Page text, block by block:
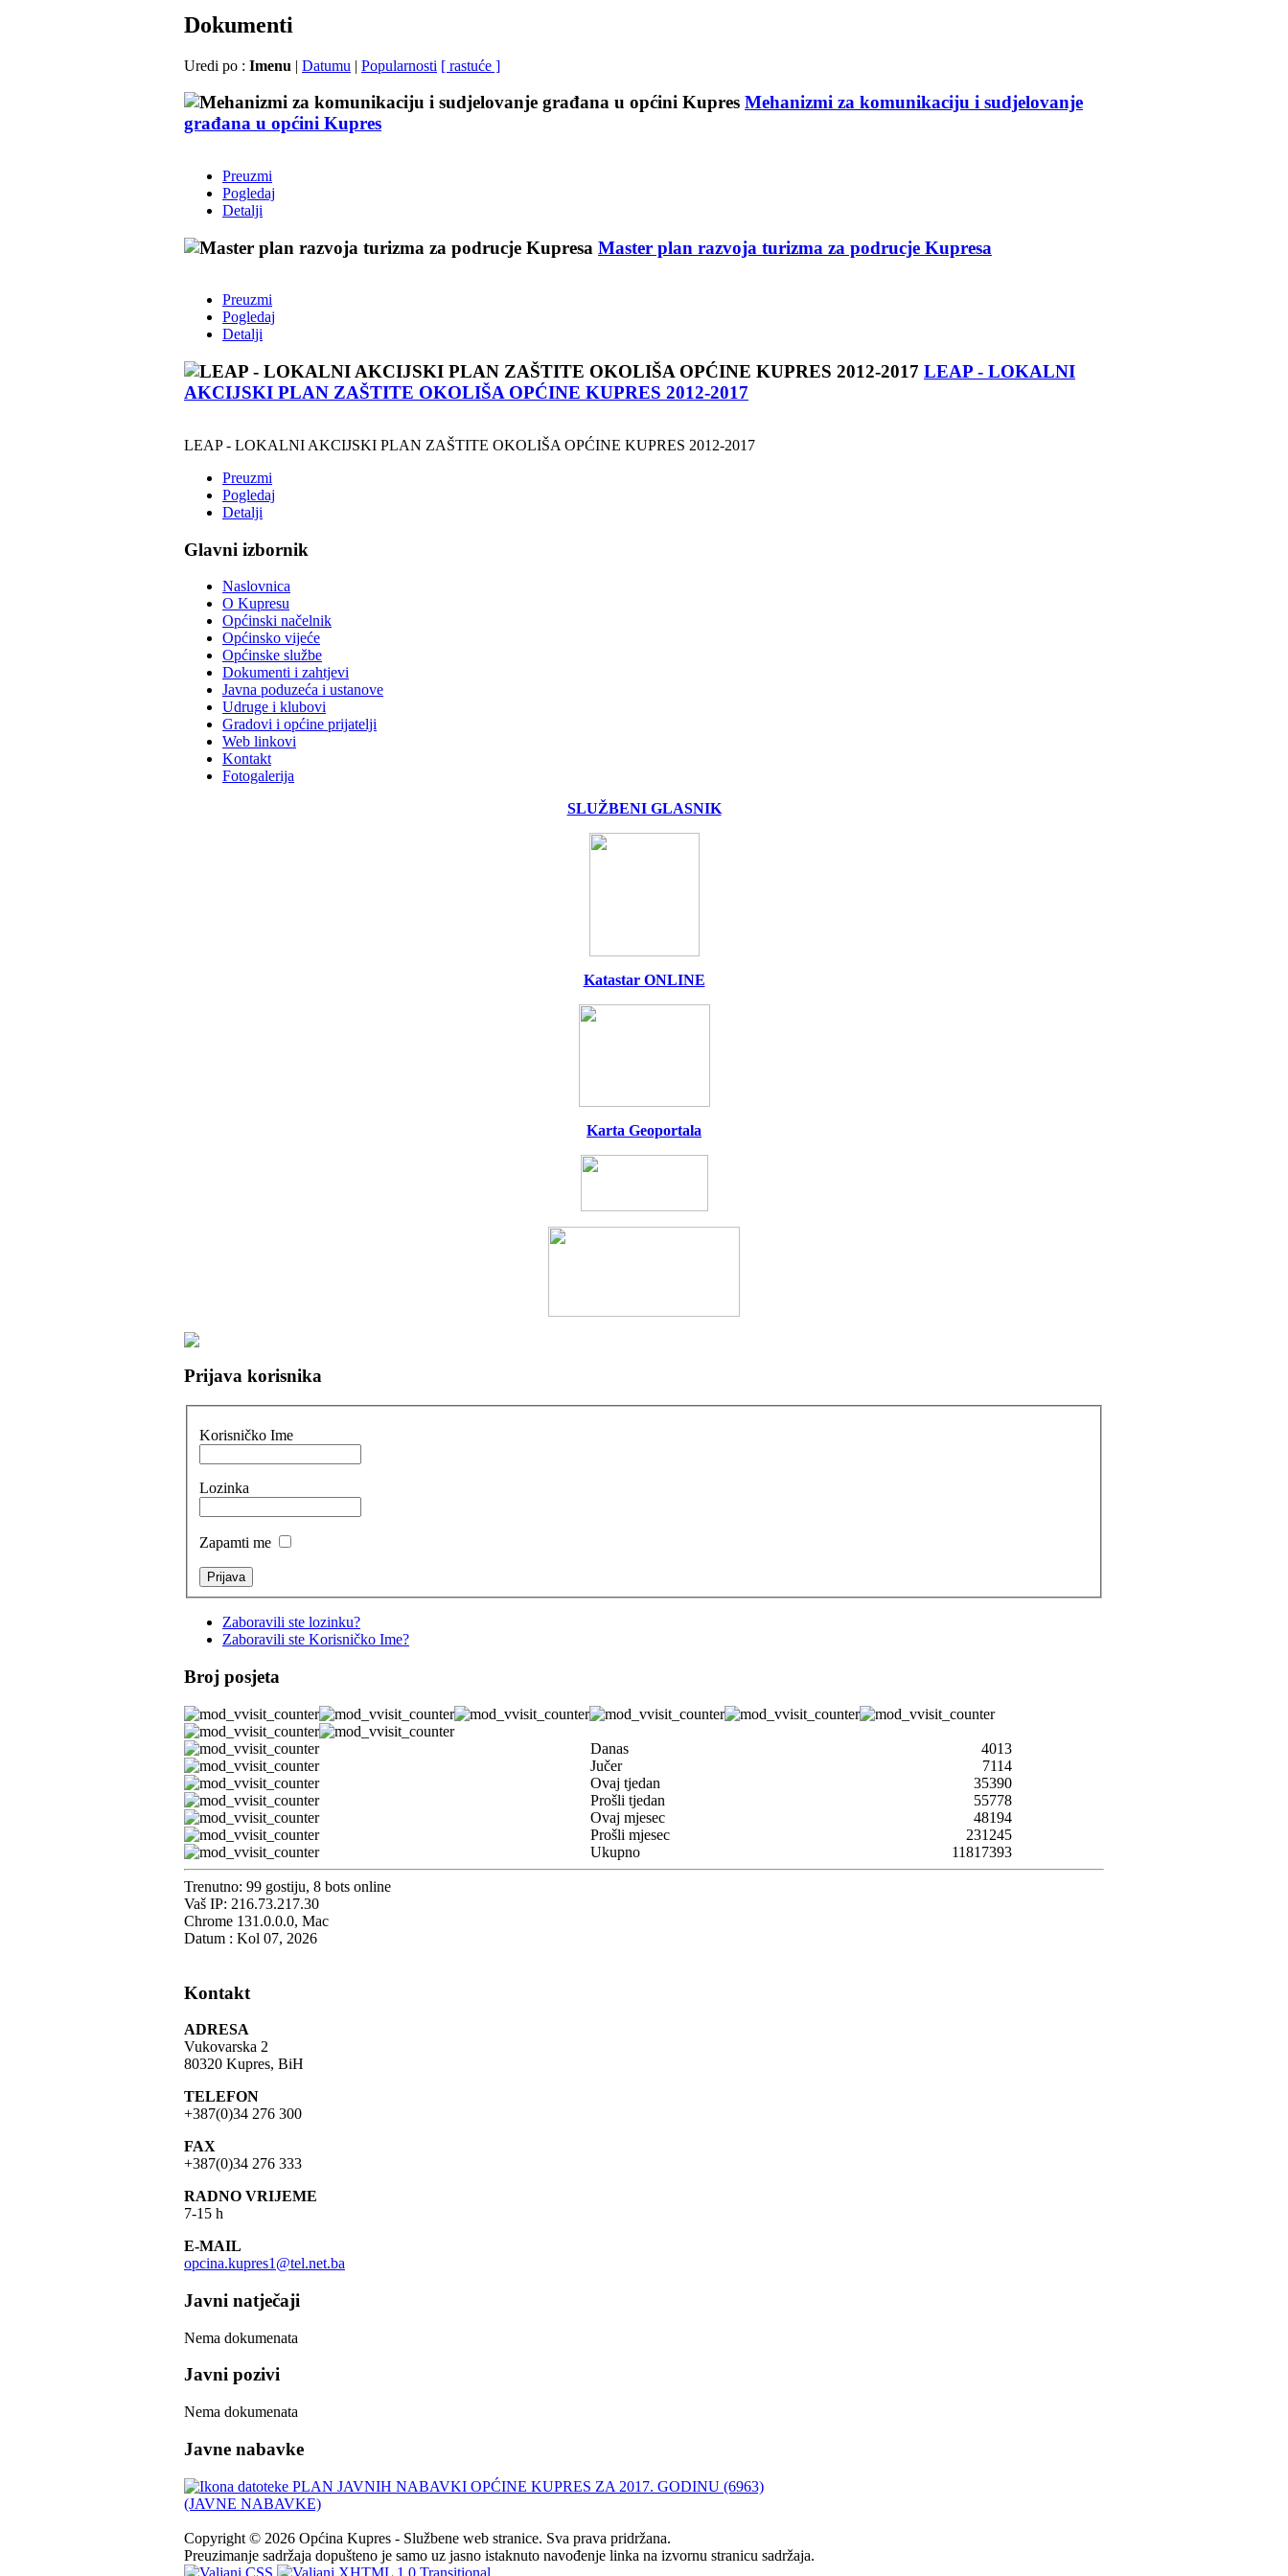
Dokumenti
Uredi po : Imenu | Datumu | Popularnosti [ rastuće ]
Mehanizmi za komunikaciju i sudjelovanje
građana u općini Kupres
Preuzmi
Pogledaj
Detalji
Master plan razvoja turizma za podrucje Kupresa
Preuzmi
Pogledaj
Detalji
LEAP - LOKALNI
AKCIJSKI PLAN ZAŠTITE OKOLIŠA OPĆINE KUPRES 2012‐2017
LEAP - LOKALNI AKCIJSKI PLAN ZAŠTITE OKOLIŠA OPĆINE KUPRES 2012‐2017
Preuzmi
Pogledaj
Detalji
Glavni izbornik
Naslovnica
O Kupresu
Općinski načelnik
Općinsko vijeće
Općinske službe
Dokumenti i zahtjevi
Javna poduzeća i ustanove
Udruge i klubovi
Gradovi i općine prijatelji
Web linkovi
Kontakt
Fotogalerija
SLUŽBENI GLASNIK
Katastar ONLINE
Karta Geoportala
Prijava korisnika
Korisničko Ime
Lozinka
Zapamti me
Zaboravili ste lozinku?
Zaboravili ste Korisničko Ime?
Broj posjeta
Danas
4013
Jučer
7114
Ovaj tjedan
35390
Prošli tjedan
55778
Ovaj mjesec
48194
Prošli mjesec
231245
Ukupno
11817393
Trenutno: 99 gostiju, 8 bots online
Vaš IP: 216.73.217.30
Chrome 131.0.0.0, Mac
Datum : Kol 07, 2026
Kontakt
ADRESA
Vukovarska 2
80320 Kupres, BiH
TELEFON
+387(0)34 276 300
FAX
+387(0)34 276 333
RADNO VRIJEME
7-15 h
E-MAIL
opcina.kupres1@tel.net.ba
Javni natječaji
Nema dokumenata
Javni pozivi
Nema dokumenata
Javne nabavke
PLAN JAVNIH NABAVKI OPĆINE KUPRES ZA 2017. GODINU (6963)
(JAVNE NABAVKE)
Copyright © 2026 Općina Kupres - Službene web stranice. Sva prava pridržana.
Preuzimanje sadržaja dopušteno je samo uz jasno istaknuto navođenje linka na izvornu stranicu sadržaja.